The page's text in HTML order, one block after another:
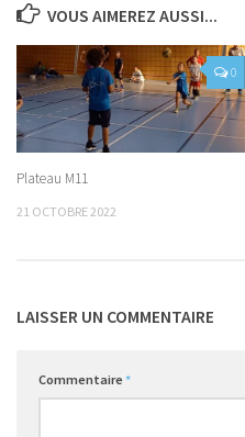
VOUS AIMEREZ AUSSI...
0
Plateau M11
21 OCTOBRE 2022
LAISSER UN COMMENTAIRE
Commentaire *